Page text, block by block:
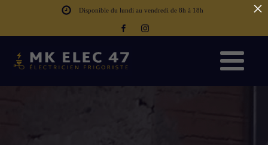
Disponible du lundi au vendredi de 8h à 18h ×